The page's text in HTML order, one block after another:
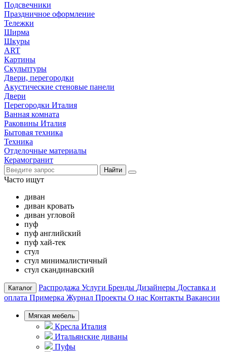
Подсвечники
Праздничное оформление
Тележки
Ширма
Шкуры
ART
Картины
Скульптуры
Двери, перегородки
Акустические стеновые панели
Двери
Перегородки Италия
Ванная комната
Раковины Италия
Бытовая техника
Техника
Отделочные материалы
Керамогранит
Найти
Часто ищут
диван
диван кровать
диван угловой
пуф
пуф английский
пуф хай-тек
стул
стул минималистичный
стул скандинавский
Каталог Распродажа Услуги Бренды Дизайнеры Доставка и
оплата Примерка Журнал Проекты О нас Контакты Вакансии
Мягкая мебель
Кресла Италия
Итальянские диваны
Пуфы